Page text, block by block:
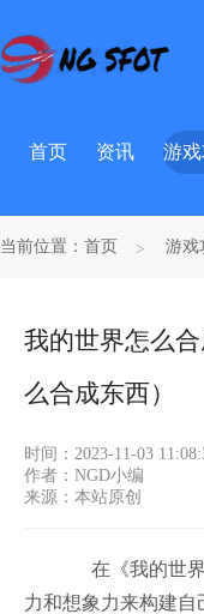
首页 资讯 游
当前位置： 首页 游戏
我的世界怎么
么合成东西）
时间：2023-11-03
作者：NGD小编
来源：本站原创
在《我的世
力和想象力来构建自